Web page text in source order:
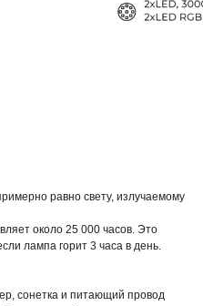
равно свету, излучаемому
около 25 000 часов. Это
лампа горит 3 часа в день.
сонетка и питающий провод